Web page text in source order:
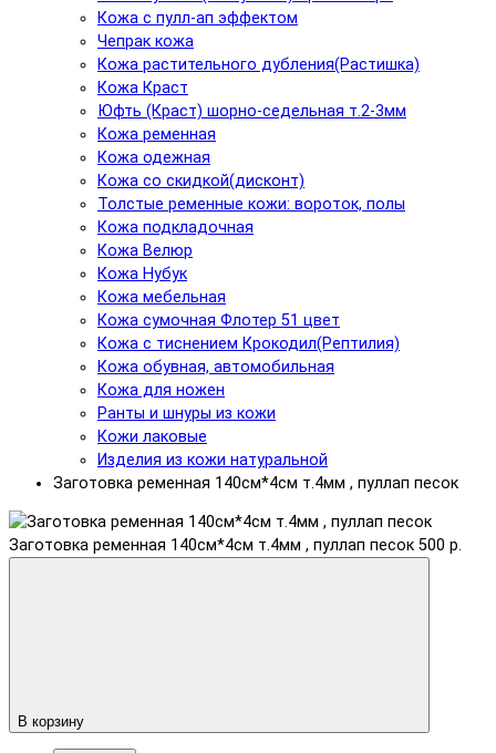
Кожа с пулл-ап эффектом
Чепрак кожа
Кожа растительного дубления(Растишка)
Кожа Краст
Юфть (Краст) шорно-седельная т.2-3мм
Кожа ременная
Кожа одежная
Кожа со скидкой(дисконт)
Толстые ременные кожи: вороток, полы
Кожа подкладочная
Кожа Велюр
Кожа Нубук
Кожа мебельная
Кожа сумочная Флотер 51 цвет
Кожа с тиснением Крокодил(Рептилия)
Кожа обувная, автомобильная
Кожа для ножен
Ранты и шнуры из кожи
Кожи лаковые
Изделия из кожи натуральной
Заготовка ременная 140см*4см т.4мм , пуллап песок
Заготовка ременная 140см*4см т.4мм , пуллап песок 500 р.
В корзину